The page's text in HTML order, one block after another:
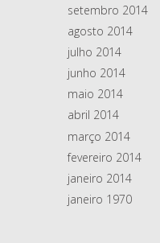
setembro 2014
agosto 2014
julho 2014
junho 2014
maio 2014
abril 2014
março 2014
fevereiro 2014
janeiro 2014
janeiro 1970